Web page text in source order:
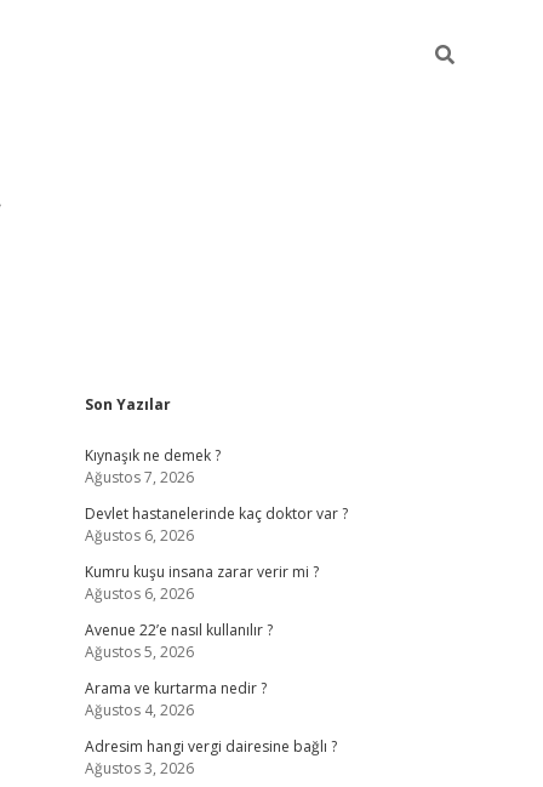
Sidebar
Son Yazılar
Kıynaşık ne demek ?
Ağustos 7, 2026
Devlet hastanelerinde kaç doktor var ?
Ağustos 6, 2026
Kumru kuşu insana zarar verir mi ?
Ağustos 6, 2026
Avenue 22’e nasıl kullanılır ?
Ağustos 5, 2026
Arama ve kurtarma nedir ?
Ağustos 4, 2026
Adresim hangi vergi dairesine bağlı ?
Ağustos 3, 2026